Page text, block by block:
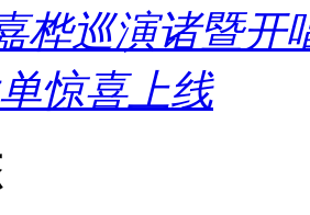
桦巡演诸暨开
惊喜上线